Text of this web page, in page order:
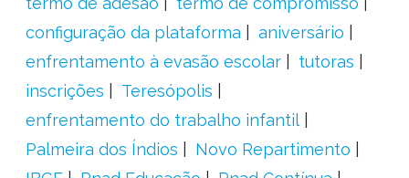
configuração da plataforma
aniversário
enfrentamento à evasão escolar
tutoras
inscrições
Teresópolis
enfrentamento do trabalho infantil
Palmeira dos Índios
Novo Repartimento